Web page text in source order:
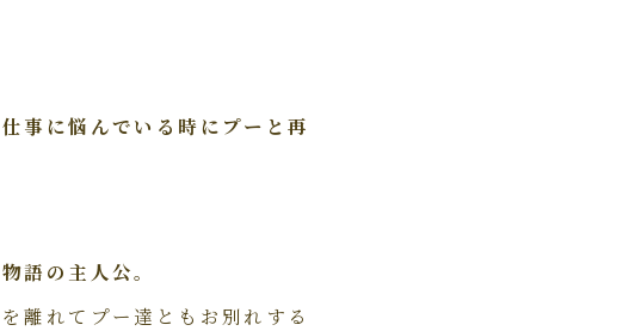
事に悩んでいる時にプーと再
語の主人公。
離れてプー達ともお別れする